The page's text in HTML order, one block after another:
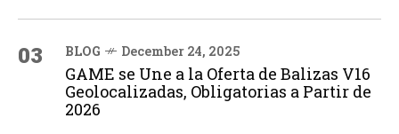
03 BLOG December 24, 2025
GAME se Une a la Oferta de Balizas V16
Geolocalizadas, Obligatorias a Partir de
2026